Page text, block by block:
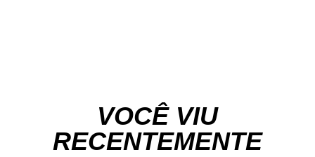
VOCÊ VIU
RECENTEMENTE